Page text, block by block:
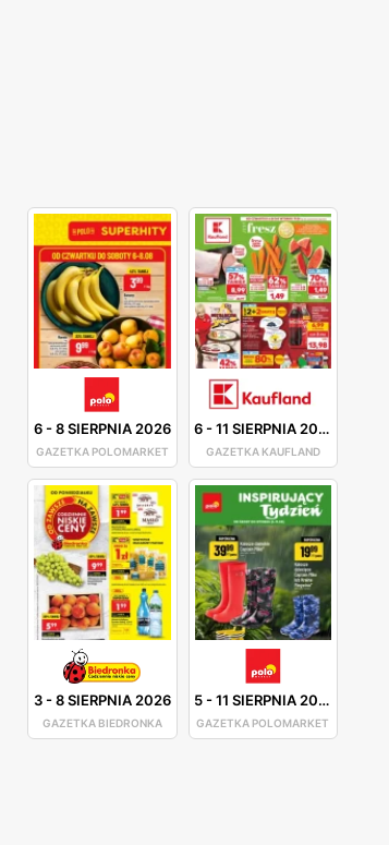
6-8 SIERPNIA 2026
GAZETKA POLOMARKET
6-11 SIERPNIA 2026
GAZETKA KAUFLAND
3-8 SIERPNIA 2026
GAZETKA BIEDRONKA
5-11 SIERPNIA 2026
GAZETKA POLOMARKET